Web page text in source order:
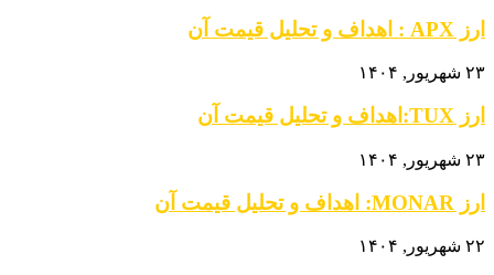
ارز APX : اهداف و تحلیل قیمت آن
۲۳ شهریور, ۱۴۰۴
ارز TUX:اهداف و تحلیل قیمت آن
۲۳ شهریور, ۱۴۰۴
ارز MONAR: اهداف و تحلیل قیمت آن
۲۲ شهریور, ۱۴۰۴